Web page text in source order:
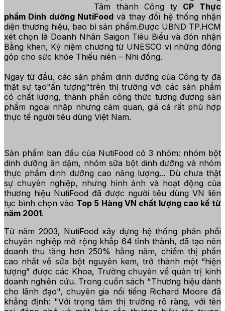
Tâm thành Công ty CP Thực
phẩm Dinh dưỡng NutiFood và thay đổi hệ thống nhận
diện thương hiệu, bao bì sản phẩm.Được UBND TP.HCM
xét chọn là Doanh Nhân Saigon Tiêu Biểu và đón nhận
Bằng khen, Kỷ niệm chương từ UNESCO vì những đóng
góp cho sức khỏe Thiếu niên – Nhi đồng.
Ngay từ đầu, các sản phẩm dinh dưỡng của Công ty đã
thật sự tạo"ấn tượng"trên thị trường với các sản phẩm
có chất lượng, thành phần công thức tương đương sản
phẩm ngoại nhập nhưng cảm quan, giá cả rất phù hợp
thực tế người tiêu dùng Việt Nam.
Sản phẩm ban đầu của NutiFood có 3 nhóm: nhóm bột
dinh dưỡng ăn dặm, nhóm sữa bột dinh dưỡng và nhóm
thực phẩm dinh dưỡng cao năng lượng... Dù chưa thật
sự chuyên nghiệp, nhưng hình ảnh và hoạt động của
thương hiệu NutiFood đã được người tiêu dùng VN liên
tục bình chọn vào Top 5 Hàng VN chất lượng cao kể từ
năm 2001.
Từ năm 2003, NutiFood xây dựng hệ thống phân phối
chuyên nghiệp mở rộng khắp 64 tỉnh thành, đã tạo nên
doanh thu tăng hơn 250% hằng năm, chiếm thị phần
cao nhất về sữa bột nguyên kem, trở thành một “hiện
tượng” được các Khoa, Trường chuyên về quản trị kinh
doanh nghiên cứu. Trong cuốn sách "Thương hiệu dành
cho lãnh đạo", chuyên gia nổi tiếng Richard Moore đã
khẳng định: "Với trọng tâm thị trường rõ ràng, với tên